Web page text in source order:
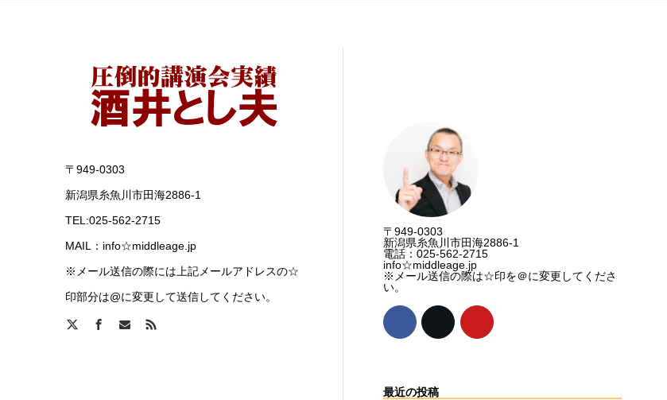
〒949-0303
新潟県糸魚川市田海2886-1
TEL:025-562-2715
MAIL：info☆middleage.jp
※メール送信の際には上記メールアドレスの☆
印部分は@に変更して送信してください。
〒949-0303
新潟県糸魚川市田海2886-1
電話：025-562-2715
info☆middleage.jp
※メール送信の際は☆印を＠に変更してくださ
い。
最近の投稿